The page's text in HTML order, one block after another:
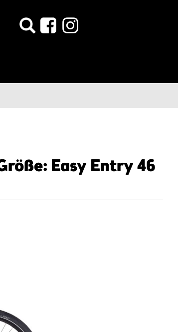
Easy Entry 46